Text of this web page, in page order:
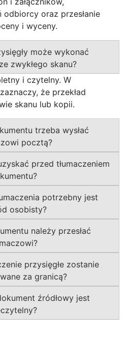
oraz przesłanie
i wyceny.
może wykonać
zwykłego skanu?
i czytelny. W
że przekład
skanu lub kopii.
trzeba wysłać
pocztą?
przed tłumaczeniem
potrzebny jest
osobisty?
należy przesłać
przysięgłe zostanie
za granicą?
źródłowy jest